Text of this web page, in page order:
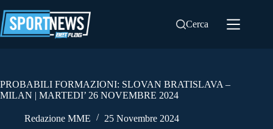
al
contenuto
Cerca
PROBABILI FORMAZIONI: SLOVAN BRATISLAVA –
MILAN | MARTEDI’ 26 NOVEMBRE 2024
Redazione MME 25 Novembre 2024